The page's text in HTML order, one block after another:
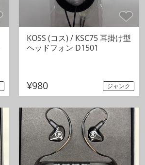
KOSS (コス) / KSC75 耳掛け型
ヘッドフォン D1501
¥980 ジャンク